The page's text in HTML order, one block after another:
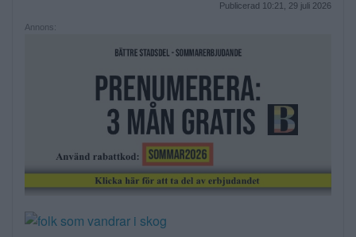
Publicerad 10:21, 29 juli 2026
Annons: